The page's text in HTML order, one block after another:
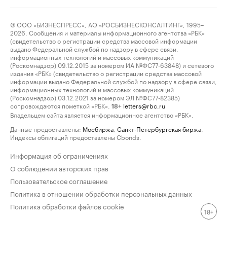
© ООО «БИЗНЕСПРЕСС», АО «РОСБИЗНЕСКОНСАЛТИНГ», 1995–
2026. Сообщения и материалы информационного агентства «РБК»
(свидетельство о регистрации средства массовой информации
выдано Федеральной службой по надзору в сфере связи,
информационных технологий и массовых коммуникаций
(Роскомнадзор) 09.12.2015 за номером ИА №ФС77-63848) и сетевого
издания «РБК» (свидетельство о регистрации средства массовой
информации выдано Федеральной службой по надзору в сфере связи,
информационных технологий и массовых коммуникаций
(Роскомнадзор) 03.12.2021 за номером ЭЛ №ФС77-82385)
сопровождаются пометкой «РБК».
18+ letters@rbc.ru
Владельцем сайта является информационное агентство «РБК».
Данные предоставлены: Мосбиржа Санкт-Петербургская биржа
Индексы облигаций предоставлены Cbonds.
Информация об ограничениях
О соблюдении авторских прав
Пользовательское соглашение
Политика в отношении обработки персональных данных
Политика обработки файлов cookie
18+